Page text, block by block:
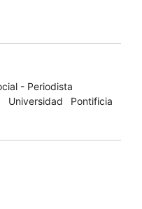
- Periodista
Pontificia